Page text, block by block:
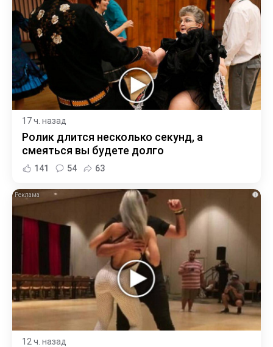
17 ч. назад
Ролик длится несколько секунд, а
смеяться вы будете долго
141 54 63
i
12 ч. назад